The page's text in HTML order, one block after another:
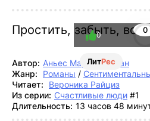
Простить, забыть,
ЛитРес
0
0
Автор: Аньес Мартен-Люган
Жанр:
Романы /
Читает:
Вероника Райциз
Из серии: Счастливые люди #1
Длительность: 13 часов 48